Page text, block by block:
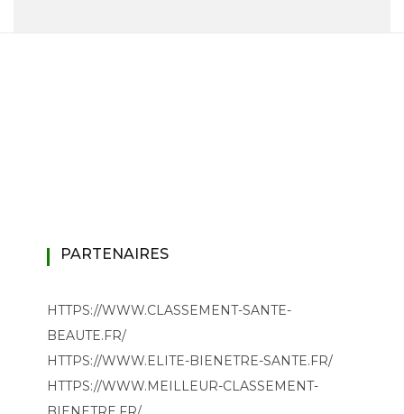
PARTENAIRES
HTTPS://WWW.CLASSEMENT-SANTE-
BEAUTE.FR/
HTTPS://WWW.ELITE-BIENETRE-SANTE.FR/
HTTPS://WWW.MEILLEUR-CLASSEMENT-